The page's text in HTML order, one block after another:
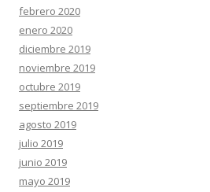
febrero 2020
enero 2020
diciembre 2019
noviembre 2019
octubre 2019
septiembre 2019
agosto 2019
julio 2019
junio 2019
mayo 2019